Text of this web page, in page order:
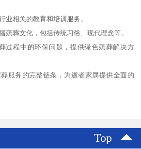
业相关的教育和培训服务。
殡葬文化，包括传统习俗、现代理念等。
过程中的环保问题，提供绿色殡葬解决方
服务的完整链条，为逝者家属提供全面的
Top